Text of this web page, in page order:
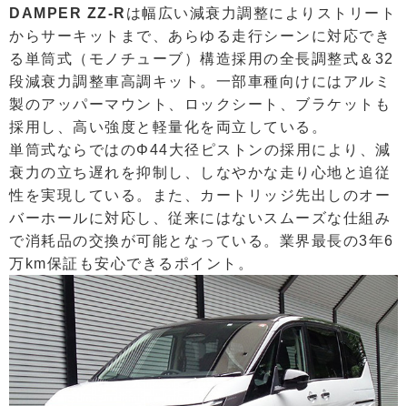
DAMPER ZZ-R は幅広い減衰力調整によりストリート
からサーキットまで、あらゆる走行シーンに対応でき
る単筒式（モノチューブ）構造採用の全長調整式＆32
段減衰力調整車高調キット。一部車種向けにはアルミ
製のアッパーマウント、ロックシート、ブラケットも
採用し、高い強度と軽量化を両立している。
単筒式ならではのΦ44大径ピストンの採用により、減
衰力の立ち遅れを抑制し、しなやかな走り心地と追従
性を実現している。また、カートリッジ先出しのオー
バーホールに対応し、従来にはないスムーズな仕組み
で消耗品の交換が可能となっている。業界最長の3年6
万km保証も安心できるポイント。